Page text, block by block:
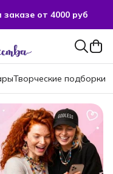
от 4000 руб
от 4000 руб
Творческие подборки